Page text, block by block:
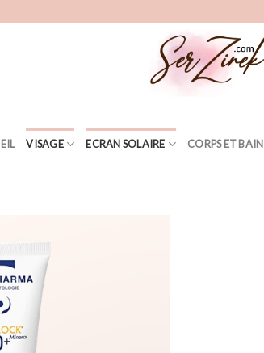
VISAGE ECRAN SOLAIRE CORPS ET BAIN